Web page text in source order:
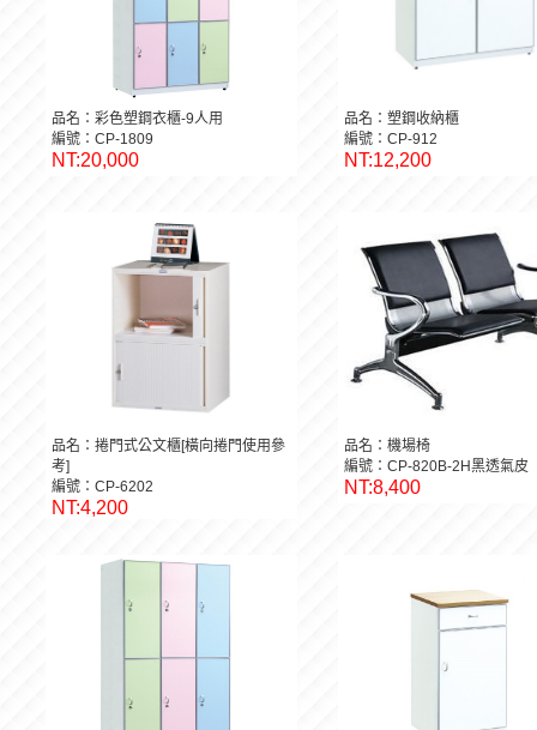
品名：彩色塑鋼衣櫃-9人用
編號：CP-1809
NT:20,000
品名：塑鋼收納櫃
編號：CP-912
NT:12,200
品名：捲門式公文櫃[橫向捲門使用參
考]
編號：CP-6202
NT:4,200
品名：機場椅
編號：CP-820B-2H黑透氣皮
NT:8,400